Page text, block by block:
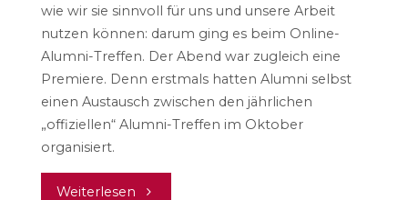
wie wir sie sinnvoll für uns und unsere Arbeit
nutzen können: darum ging es beim Online-
Alumni-Treffen. Der Abend war zugleich eine
Premiere. Denn erstmals hatten Alumni selbst
einen Austausch zwischen den jährlichen
„offiziellen“ Alumni-Treffen im Oktober
organisiert.
Weiterlesen "Die